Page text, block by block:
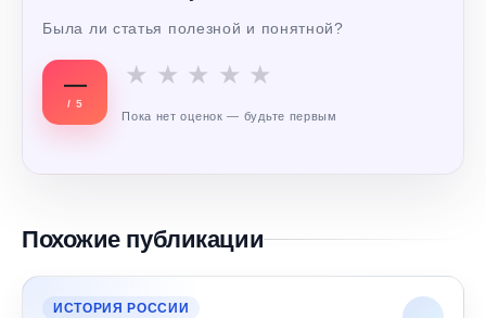
Была ли статья полезной и понятной?
—
/ 5
★ ★ ★ ★ ★
Пока нет оценок — будьте первым
Похожие публикации
ИСТОРИЯ РОССИИ